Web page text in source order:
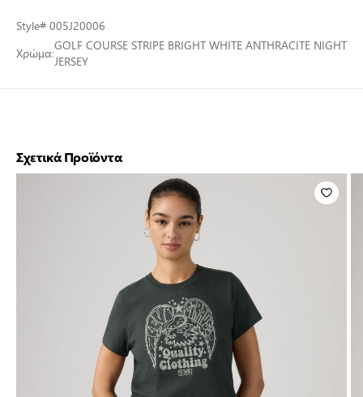
Style# 005J20006
Χρώμα:GOLF COURSE STRIPE BRIGHT WHITE ANTHRACITE NIGHT
JERSEY
Σχετικά Προϊόντα